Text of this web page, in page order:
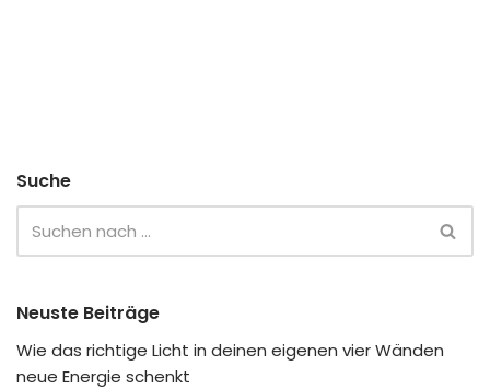
Suche
Neuste Beiträge
Wie das richtige Licht in deinen eigenen vier Wänden
neue Energie schenkt